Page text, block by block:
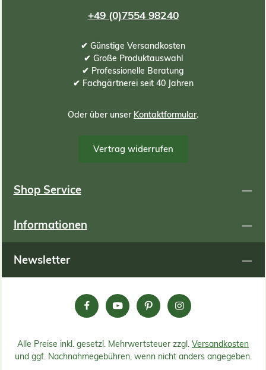
+49 (0)7554 98240
✔ Günstige Versandkosten
✔ Große Produktauswahl
✔ Professionelle Beratung
✔ Fachgärtnerei seit 40 Jahren
Oder über unser Kontaktformular.
Vertrag widerrufen
Shop Service
Informationen
Newsletter
Alle Preise inkl. gesetzl. Mehrwertsteuer zzgl. Versandkosten
und ggf. Nachnahmegebühren, wenn nicht anders angegeben.